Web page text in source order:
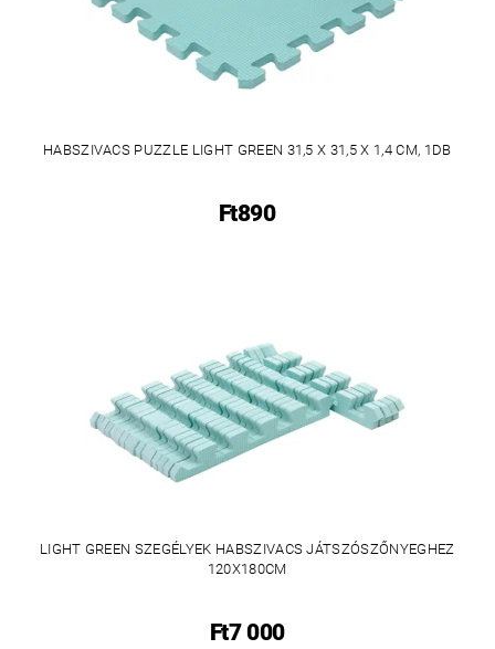
HABSZIVACS PUZZLE LIGHT GREEN 31,5 X 31,5 X 1,4 CM, 1DB
Ft890
LIGHT GREEN SZEGÉLYEK HABSZIVACS JÁTSZÓSZŐNYEGHEZ
120X180CM
Ft7 000